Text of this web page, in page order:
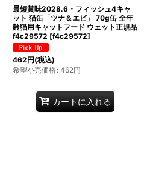
最短賞味2028.6・フィッシュ4キャ
ット 猫缶「ツナ＆エビ」 70g缶 全年
齢猫用キャットフード ウェット正規品
f4c29572 [f4c29572]
462円(税込)
希望小売価格: 462円
カートに入れる